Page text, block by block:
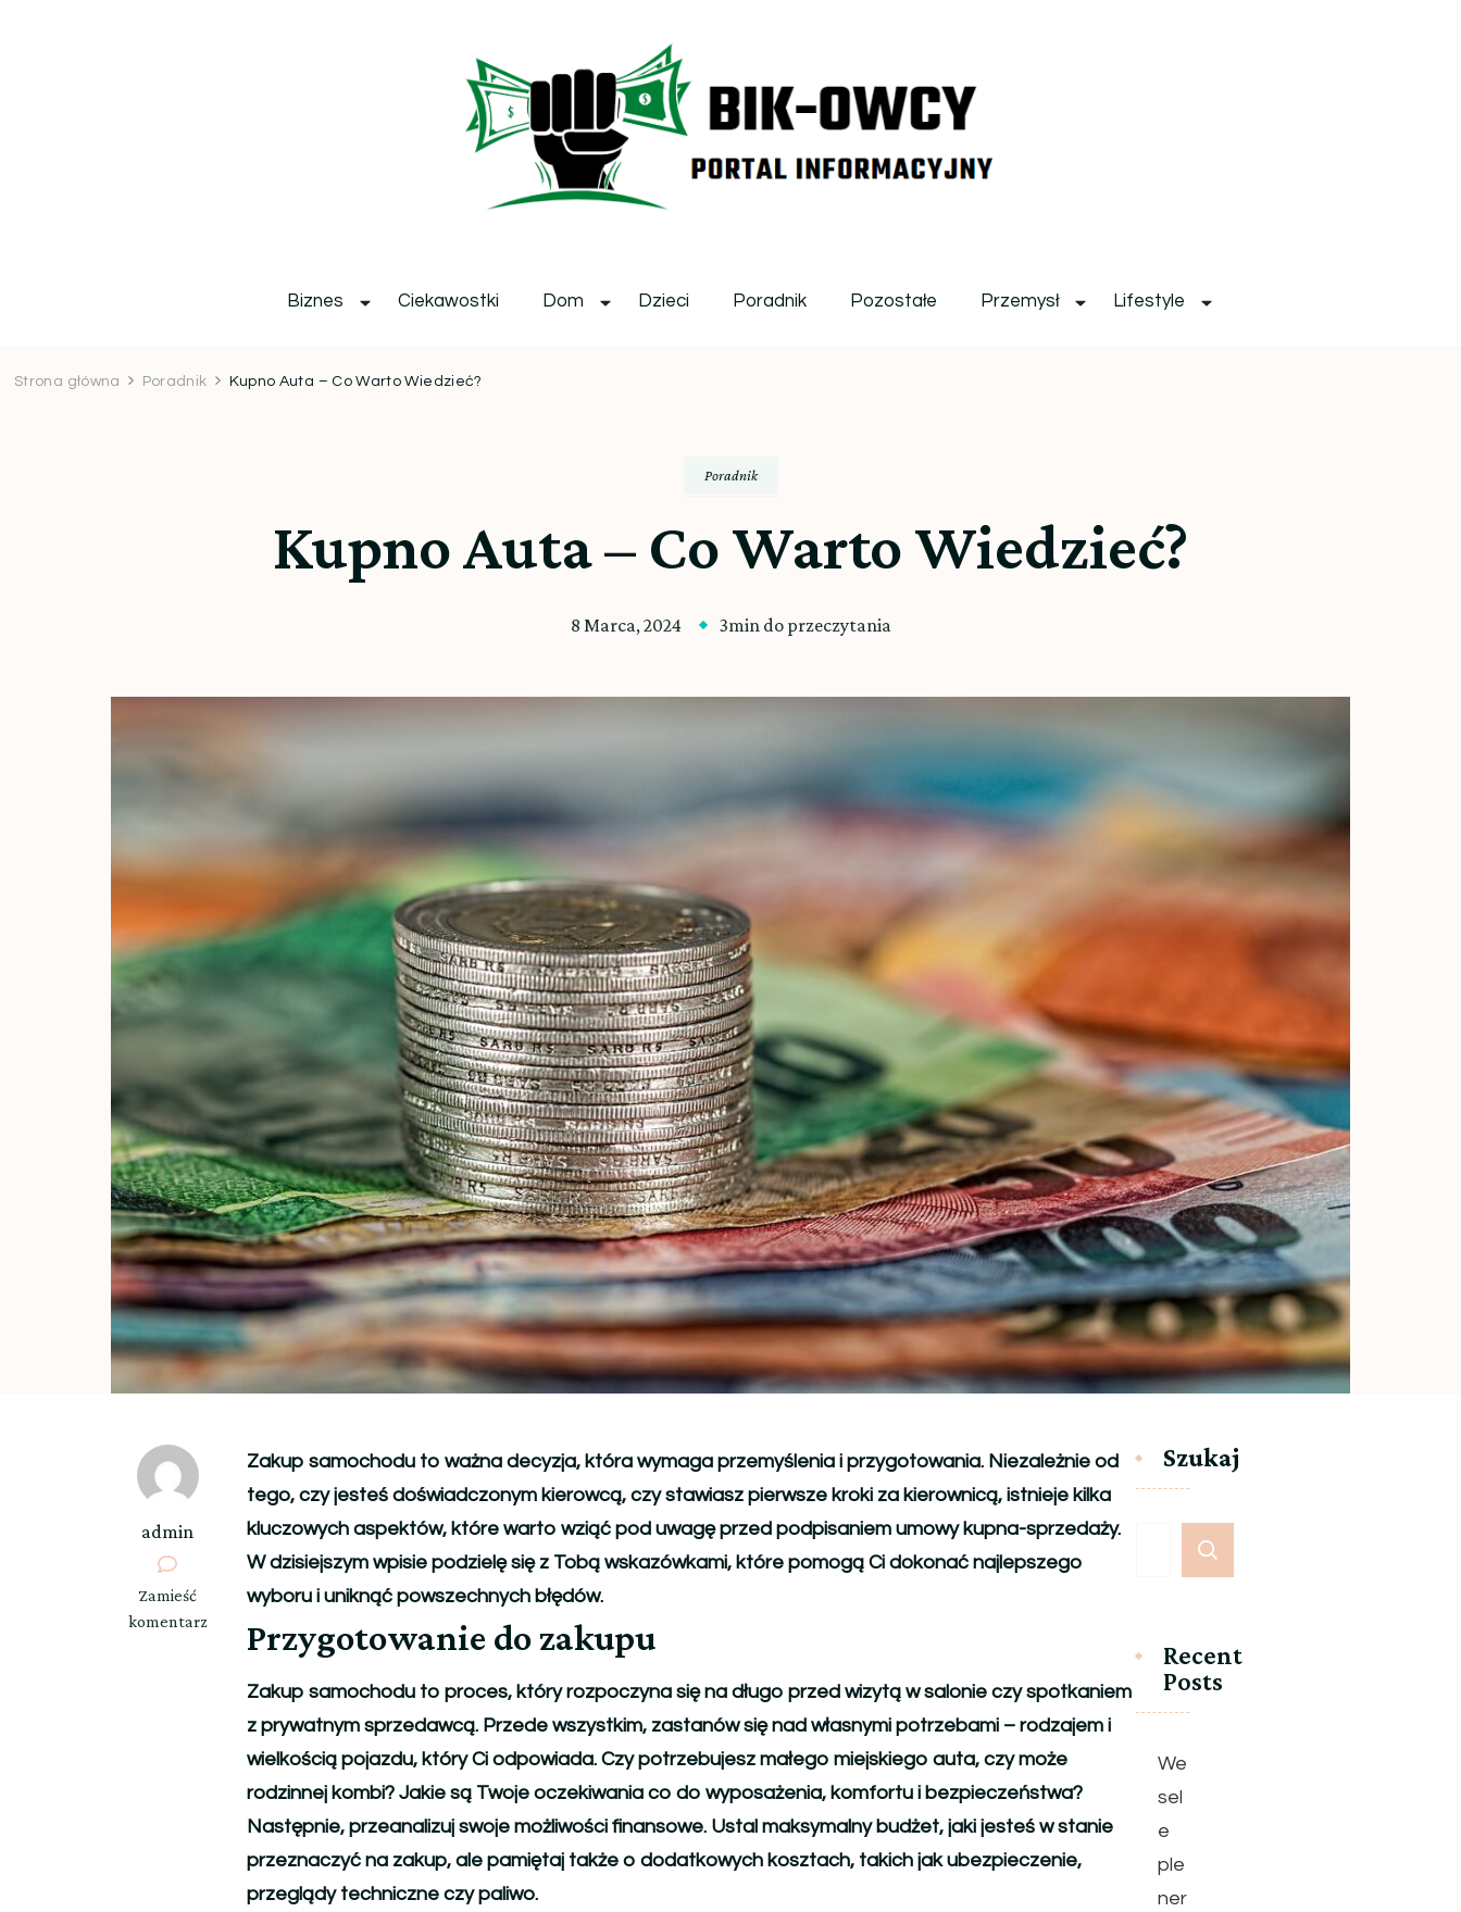
Biznes Ciekawostki Dom Dzieci Poradnik Pozostałe Przemysł Lifestyle
Strona główna Poradnik Kupno Auta – Co Warto Wiedzieć?
Poradnik
Kupno Auta – Co Warto Wiedzieć?
8 Marca, 2024 3min do przeczytania
admin
Zamieść
komentarz
we
wpisie
Zakup samochodu to ważna decyzja, która wymaga przemyślenia i przygotowania. Niezależnie od
tego, czy jesteś doświadczonym kierowcą, czy stawiasz pierwsze kroki za kierownicą, istnieje kilka
kluczowych aspektów, które warto wziąć pod uwagę przed podpisaniem umowy kupna-sprzedaży.
W dzisiejszym wpisie podzielę się z Tobą wskazówkami, które pomogą Ci dokonać najlepszego
wyboru i uniknąć powszechnych błędów.
Przygotowanie do zakupu
Zakup samochodu to proces, który rozpoczyna się na długo przed wizytą w salonie czy spotkaniem
z prywatnym sprzedawcą. Przede wszystkim, zastanów się nad własnymi potrzebami – rodzajem i
wielkością pojazdu, który Ci odpowiada. Czy potrzebujesz małego miejskiego auta, czy może
rodzinnej kombi? Jakie są Twoje oczekiwania co do wyposażenia, komfortu i bezpieczeństwa?
Następnie, przeanalizuj swoje możliwości finansowe. Ustal maksymalny budżet, jaki jesteś w stanie
przeznaczyć na zakup, ale pamiętaj także o dodatkowych kosztach, takich jak ubezpieczenie,
przeglądy techniczne czy paliwo.
Szukaj
Recent
Posts
We
sel
e
ple
ner